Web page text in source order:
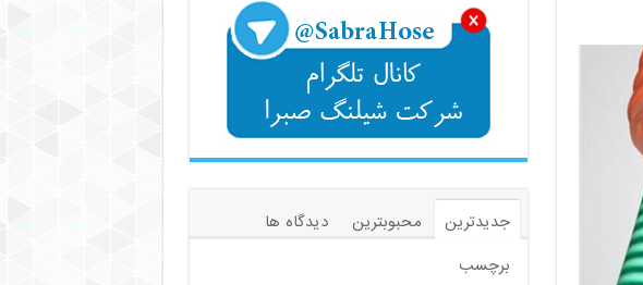
جدیدترین محبوبترین
دیدگاه ها
برچسب